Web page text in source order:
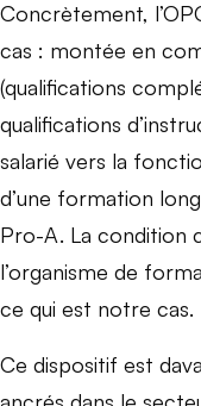
Concrètement,
cas : montée en
(qualifications
qualifications
salarié vers la
d’une formation
Pro-A. La condition
l’organisme de
ce qui est notre cas.
Ce dispositif est